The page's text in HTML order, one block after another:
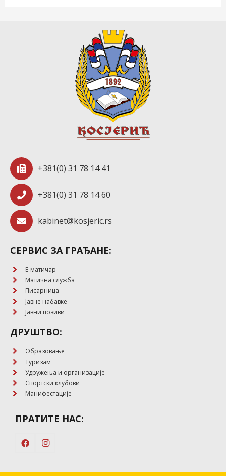
+381(0) 31 78 14 41
+381(0) 31 78 14 60
kabinet@kosjeric.rs
СЕРВИС ЗА ГРАЂАНЕ:
E-матичар
Матична служба
Писарница
Јавне набавке
Јавни позиви
ДРУШТВО:
Образовање
Туризам
Удружења и организације
Спортски клубови
Манифестације
ПРАТИТЕ НАС: